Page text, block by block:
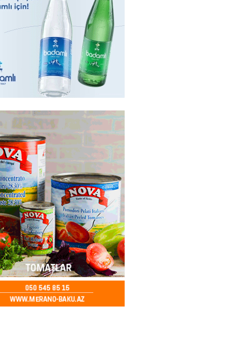
neft emalı zavodunda yanğın:
Ufaneftexim” dron
sonra alovlanıb
99
- 12:45
Əkbərov bu agentliyin
oldu – FOTO
- 12:30 100
deputatı Asif Əsgərov
dağ kəndlərindən biri olan
kəndində sakinlərlə görüşdü
- 12:15 103